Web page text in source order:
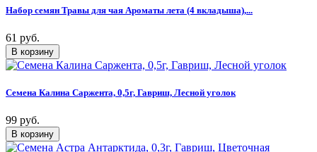
Набор семян Травы для чая Ароматы лета (4 вкладыша),...
61 руб.
Семена Калина Саржента, 0,5г, Гавриш, Лесной уголок
99 руб.